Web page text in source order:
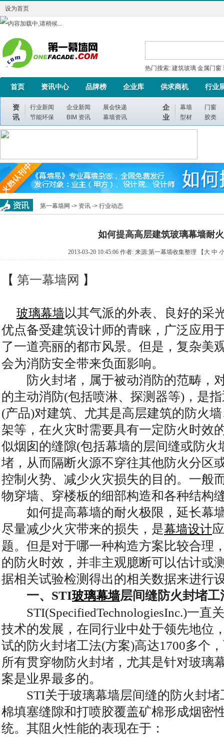
设为首页
热门搜索: 建筑玻璃 金属门窗
首页 资讯中心 品牌榜 企业库 供求商机 行业
资
讯
行业新闻 企业新闻
展会快递
节能环保
BIM 资讯 幕墙资讯
企
业
幕墙
门窗
型材
胶类
第一幕墙网 -> 资讯 -> 行业动态
如何提高高层建筑玻璃幕墙耐
2013-03-20 10:45:06 作者: 来源:第一幕墙收集整理 【 大 中
【 第一幕墙网 】
玻璃幕墙以其气派的外表、良好的采
优点备受建筑设计师的青睐，广泛应用
了一道亮丽的都市风景。但是，复杂美
会为消防安全带来负面影响。
防火封堵，属于被动消防的范畴，
的主动消防(包括喷淋、探测器等)，是
(产品)对建筑、尤其是高层建筑的防火
架等，在火灾时需要具有一定防火时效
似烟囱的缝隙(包括幕墙的层间缝或防火
堵，从而隔断火源不穿往其他防火分区
控制火势、减少火灾损失的目的。一般
物穿墙、穿楼板的细部构造和各种结构
如何提高幕墙的耐火极限，延长幕
尽量减少火灾带来的损失，是幕墙设计
题。但是对于哪一种构造方案比较合理
的防火时效，并非主观臆断可以估计或
据相关试验检测得出的相关数据来进行
一、STI玻璃幕墙层间缝防火封堵工
STI(SpecifiedTechnologiesInc.)一直
技术的发展，在同行业中处于领先地位
试的防火封堵工法(方案)高达1700多个
所有贯穿物防火封堵，尤其是针对玻璃
案是业界最多的。
STI关于玻璃幕墙层间缝的防火封堵
棉填塞缝隙和打喷胶覆盖矿棉形成烟密
统。其阻火性能的表现在于：